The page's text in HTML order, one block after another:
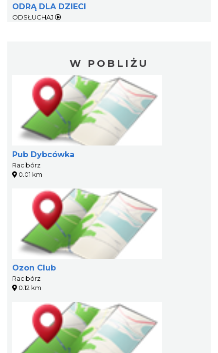
ODRĄ DLA DZIECI
ODSŁUCHAJ
W POBLIŻU
Pub Dybcówka
Racibórz
0.01 km
Ozon Club
Racibórz
0.12 km